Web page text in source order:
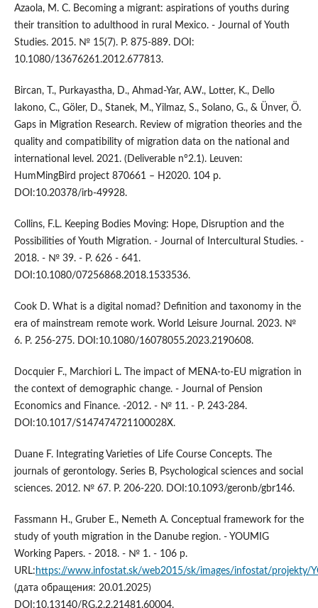
Azaola, M. C. Becoming a migrant: aspirations of youths during
their transition to adulthood in rural Mexico. - Journal of Youth
Studies. 2015. № 15(7). P. 875-889. DOI:
10.1080/13676261.2012.677813.
Bircan, T., Purkayastha, D., Ahmad-Yar, A.W., Lotter, K., Dello
Iakono, C., Göler, D., Stanek, M., Yilmaz, S., Solano, G., & Ünver, Ö.
Gaps in Migration Research. Review of migration theories and the
quality and compatibility of migration data on the national and
international level. 2021. (Deliverable n°2.1). Leuven:
HumMingBird project 870661 – H2020. 104 p.
DOI:10.20378/irb-49928.
Collins, F.L. Keeping Bodies Moving: Hope, Disruption and the
Possibilities of Youth Migration. - Journal of Intercultural Studies. -
2018. - № 39. - P. 626 - 641.
DOI:10.1080/07256868.2018.1533536.
Cook D. What is a digital nomad? Definition and taxonomy in the
era of mainstream remote work. World Leisure Journal. 2023. №
6. P. 256-275. DOI:10.1080/16078055.2023.2190608.
Docquier F., Marchiori L. The impact of MENA-to-EU migration in
the context of demographic change. - Journal of Pension
Economics and Finance. -2012. - № 11. - P. 243-284.
DOI:10.1017/S147474721100028X.
Duane F. Integrating Varieties of Life Course Concepts. The
journals of gerontology. Series B, Psychological sciences and social
sciences. 2012. № 67. P. 206-220. DOI:10.1093/geronb/gbr146.
Fassmann H., Gruber E., Nemeth A. Conceptual framework for the
study of youth migration in the Danube region. - YOUMIG
Working Papers. - 2018. - № 1. - 106 p.
URL: https://www.infostat.sk/web2015/sk/images/infostat/projekty/
(дата обращения: 20.01.2025)
DOI:10.13140/RG.2.2.21481.60004.